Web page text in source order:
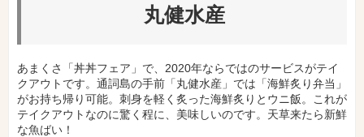
丸健水産
あまくさ「丼丼フェア」で、2020年ならではのサービスがテイ
クアウトです。通詞島の手前「丸健水産」では「海鮮炙り弁当」
がお持ち帰り可能。刺身を軽く炙った海鮮炙りとウニ飯。これが
テイクアウトなのに驚く程に、美味しいのです。天草来たら新鮮
な魚ばい！